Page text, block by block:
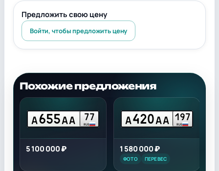
Предложить свою цену
Войти, чтобы предложить цену
Похожие предложения
А655АА 77
RUS
5 100 000 ₽
А420АА 197
RUS
1 580 000 ₽
ФОТО ПЕРЕВЕС